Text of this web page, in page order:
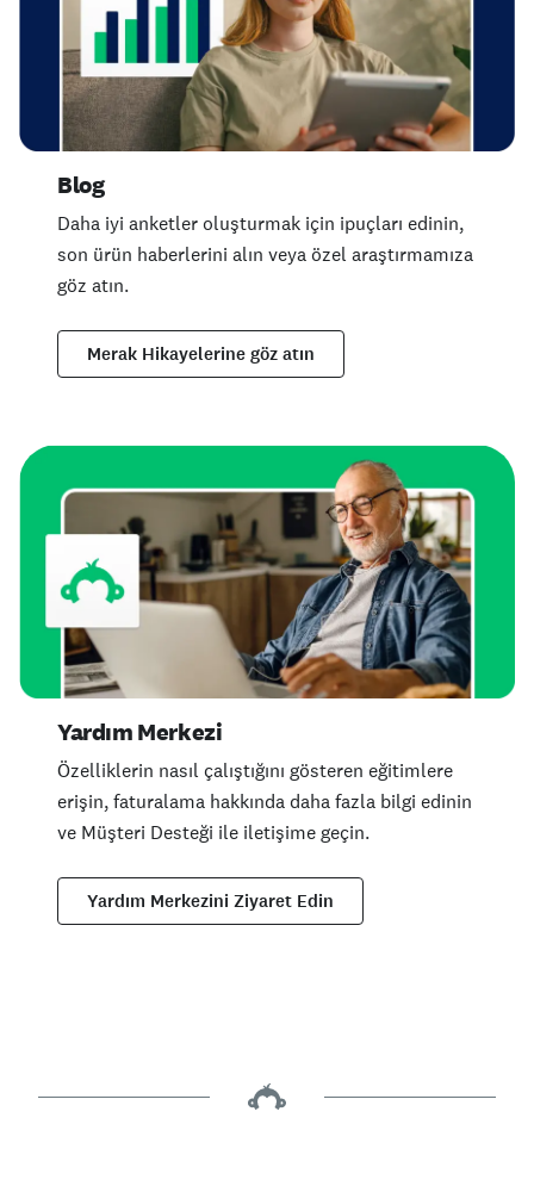
Blog
Daha iyi anketler oluşturmak için ipuçları edinin,
son ürün haberlerini alın veya özel araştırmamıza
göz atın.
Merak Hikayelerine göz atın
Yardım Merkezi
Özelliklerin nasıl çalıştığını gösteren eğitimlere
erişin, faturalama hakkında daha fazla bilgi edinin
ve Müşteri Desteği ile iletişime geçin.
Yardım Merkezini Ziyaret Edin